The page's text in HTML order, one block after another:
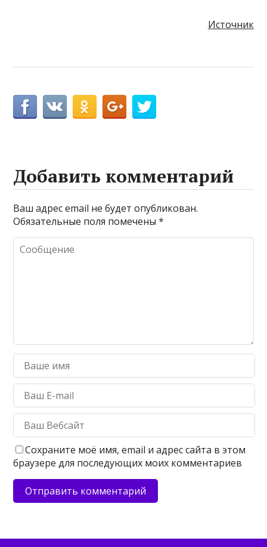
Источник
Добавить комментарий
Ваш адрес email не будет опубликован.
Обязательные поля помечены*
Сохраните моё имя, email и адрес сайта в этом
браузере для последующих моих комментариев